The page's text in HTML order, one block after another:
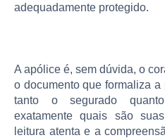
adequadamente protegido.
A apólice é, sem dúvida, o
o documento que formaliza
tanto o segurado
exatamente quais são
leitura atenta e a